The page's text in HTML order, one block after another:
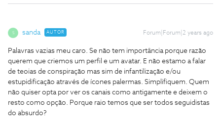
S sanda AUTOR Forum|Forum|2 years ago
Palavras vazias meu caro. Se não tem importância porque razão
querem que criemos um perfil e um avatar. E não estamo a falar
de teoias de conspiração mas sim de infantilização e/ou
estupidificação através de ícones palermas. Simplifiquem. Quem
não quiser opta por ver os canais como antigamente e deixem o
resto como opção. Porque raio temos que ser todos seguidistas
do absurdo?